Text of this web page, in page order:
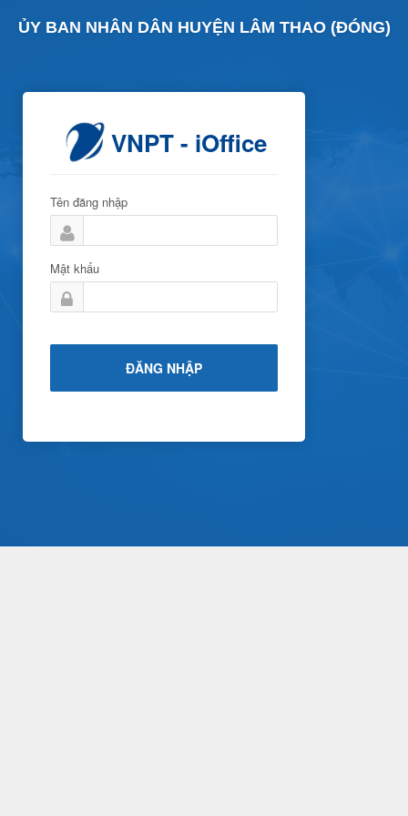
ỦY BAN NHÂN DÂN HUYỆN LÂM THAO (ĐÓNG)
VNPT - iOffice
Tên đăng nhập
Mật khẩu
ĐĂNG NHẬP